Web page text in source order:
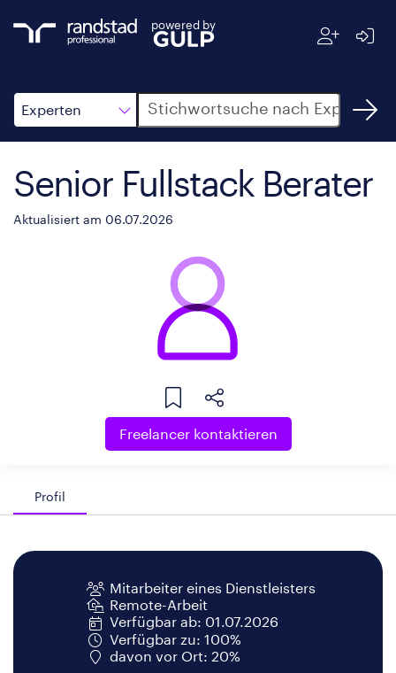
powered by
Experten
Suche
Senior Fullstack Berater
Aktualisiert am 06.07.2026
Freelancer kontaktieren
Profil
Mitarbeiter eines Dienstleisters
Remote-Arbeit
Verfügbar ab: 01.07.2026
Verfügbar zu: 100%
davon vor Ort: 20%